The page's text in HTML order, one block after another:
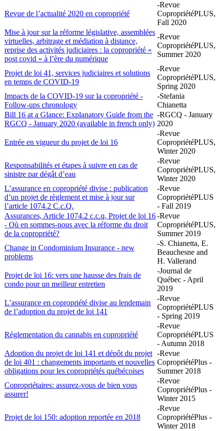
Revue de l’actualité 2020 en copropriété
-Revue
CopropriétéPLUS,
Fall 2020
Mise à jour sur la réforme législative, assemblées
virtuelles, arbitrage et médiation à distance,
reprise des activités judiciaires : la copropriété «
post covid » à l’ère du numérique
-Revue
CopropriétéPLUS,
Summer 2020
Projet de loi 41, services judiciaires et solutions
en temps de COVID-19
-Revue
CopropriétéPLUS,
Spring 2020
Impacts de la COVID-19 sur la copropriété -
Follow-ups chronology
-Stefania
Chianetta
Bill 16 at a Glance: Explanatory Guide from the
RGCQ - January 2020 (available in french only)
-RGCQ - January
2020
Entrée en vigueur du projet de loi 16
-Revue
CopropriétéPLUS,
Winter 2020
Responsabilités et étapes à suivre en cas de
sinistre par dégât d’eau
-Revue
CopropriétéPLUS,
Winter 2020
L’assurance en copropriété divise : publication
d’un projet de règlement et mise à jour sur
l’article 1074.2 C.c.Q.
-Revue
CopropriétéPLUS
- Fall 2019
Assurances, Article 1074.2 c.c.q, Projet de loi 16
- Où en sommes-nous avec la réforme du droit
de la copropriété?
-Revue
CopropriétéPLUS,
Summer 2019
Change in Condominium Insurance - new
problems
-S. Chianetta, E.
Beauchesne and
H. Vallerand
Projet de loi 16: vers une hausse des frais de
condo pour un meilleur entretien
-Journal de
Québec - April
2019
L’assurance en copropriété divise au lendemain
de l’adoption du projet de loi 141
-Revue
CopropriétéPLUS
- Spring 2019
Réglementation du cannabis en copropriété
-Revue
CopropriétéPLUS
- Autumn 2018
Adoption du projet de loi 141 et dépôt du projet
de loi 401 : changements importants et nouvelles
obligations pour les copropriétés québécoises
-Revue
CopropriétéPlus -
Summer 2018
Copropriétaires: assurez-vous de bien vous
assurer!
-Revue
CopropriétéPlus -
Winter 2015
Projet de loi 150: adoption reportée en 2018
-Revue
CopropriétéPlus -
Winter 2018